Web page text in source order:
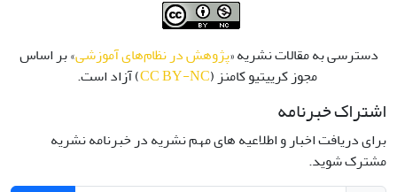
دسترسی به مقالات نشریه «پژوهش در نظام‌های آموزشی» بر اساس
مجوز کرییتیو کامنز (CC BY-NC) آزاد است.
اشتراک خبرنامه
برای دریافت اخبار و اطلاعیه های مهم نشریه در خبرنامه نشریه
مشترک شوید.